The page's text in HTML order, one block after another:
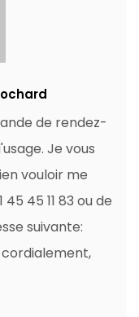
de rendez-
Je vous
vouloir me
45 11 83 ou de
suivante: